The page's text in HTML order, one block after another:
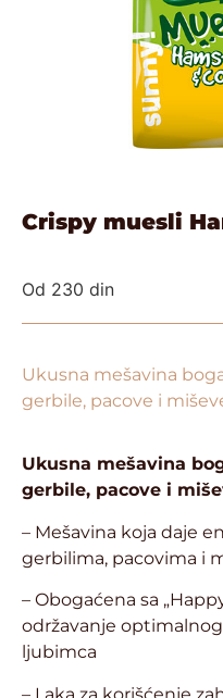
Crispy muesli
Od 230 din
Ukusna mešavina
gerbile, pacove i
Ukusna mešavina
gerbile, pacove i
– Mešavina koja daje
gerbilima, pacovima i
– Obogaćena sa
održavanje
ljubimca
– Laka za korišćenje